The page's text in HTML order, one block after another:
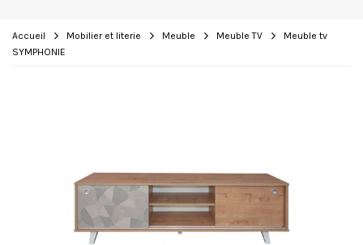
Accueil Mobilier et literie Meuble Meuble TV
Meuble tv
SYMPHONIE